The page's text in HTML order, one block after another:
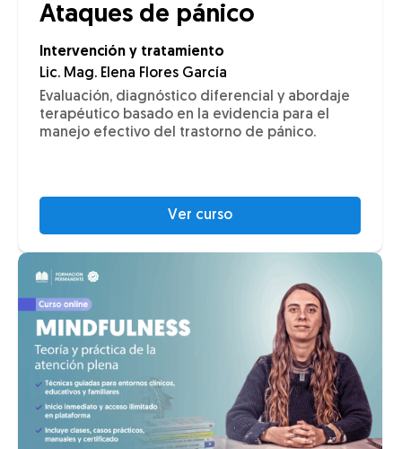
Ataques de pánico
Intervención y tratamiento
Lic. Mag. Elena Flores García
Evaluación, diagnóstico diferencial y abordaje
terapéutico basado en la evidencia para el
manejo efectivo del trastorno de pánico.
Ver curso